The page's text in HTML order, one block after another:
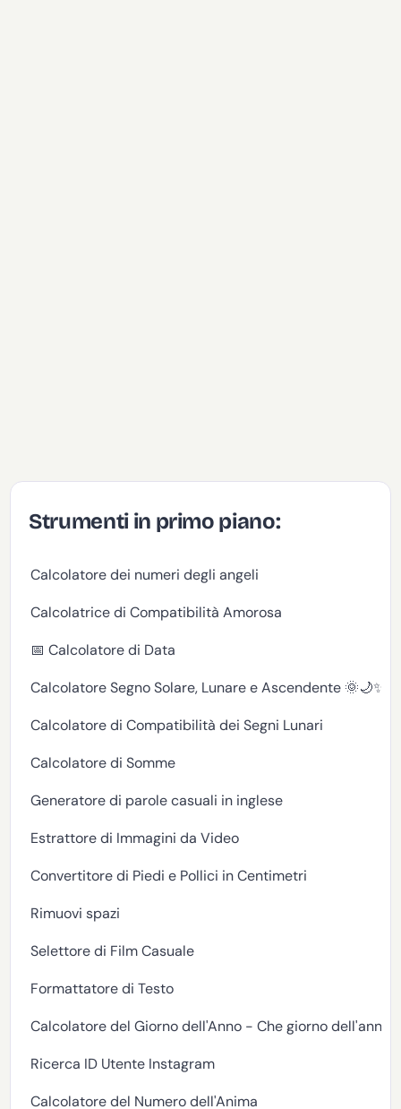
Strumenti in primo piano:
Calcolatore dei numeri degli angeli
Calcolatrice di Compatibilità Amorosa
📅 Calcolatore di Data
Calcolatore Segno Solare, Lunare e Ascendente 🌞🌙✨
Calcolatore di Compatibilità dei Segni Lunari
Calcolatore di Somme
Generatore di parole casuali in inglese
Estrattore di Immagini da Video
Convertitore di Piedi e Pollici in Centimetri
Rimuovi spazi
Selettore di Film Casuale
Formattatore di Testo
Calcolatore del Giorno dell'Anno - Che giorno dell'anno
Ricerca ID Utente Instagram
Calcolatore del Numero dell'Anima